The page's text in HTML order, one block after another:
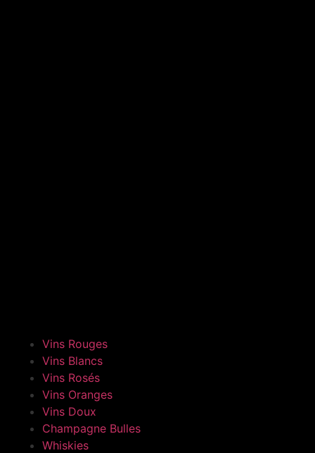
Vins Rouges
Vins Blancs
Vins Rosés
Vins Oranges
Vins Doux
Champagne Bulles
Whiskies